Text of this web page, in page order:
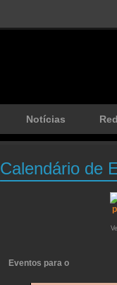
Notícias
Calendário de
Eventos para o